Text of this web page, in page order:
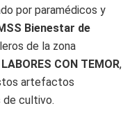
por paramédicos y
Bienestar de
de la zona
CON TEMOR,
artefactos
de cultivo.